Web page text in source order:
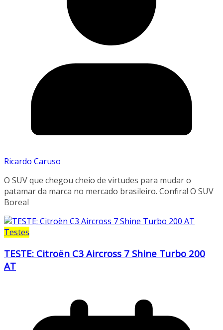
Ricardo Caruso
O SUV que chegou cheio de virtudes para mudar o
patamar da marca no mercado brasileiro. Confira! O SUV
Boreal
Testes
TESTE: Citroën C3 Aircross 7 Shine Turbo 200
AT